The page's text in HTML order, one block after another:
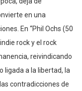
en una
En “Phil Ochs (50
rock y el rock
reivindicando
ligada a la libertad, la
contradicciones de